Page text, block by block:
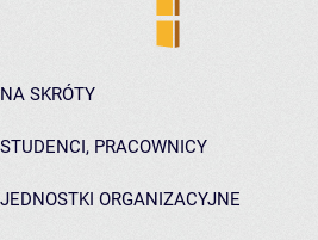
NA SKRÓTY
STUDENCI, PRACOWNICY
JEDNOSTKI ORGANIZACYJNE